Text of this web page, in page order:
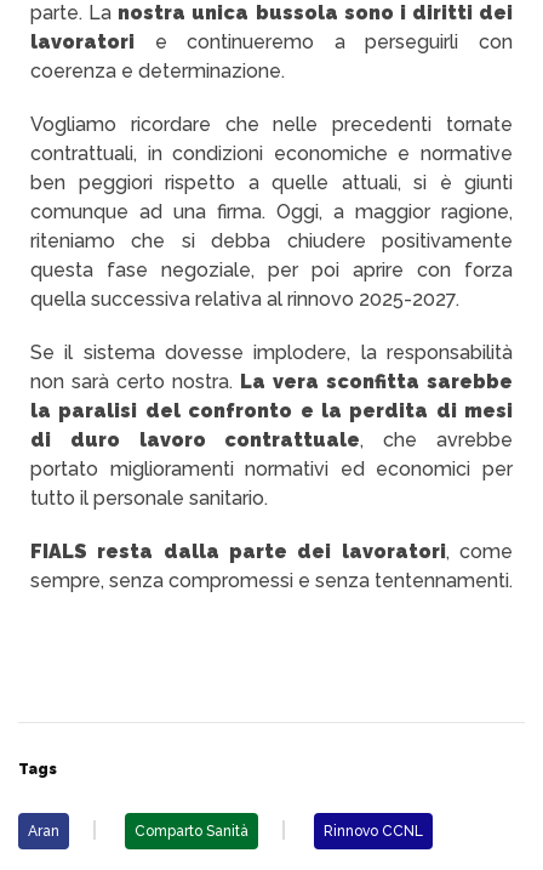
parte. La nostra unica bussola sono i diritti dei
lavoratori e continueremo a perseguirli con
coerenza e determinazione.
Vogliamo ricordare che nelle precedenti tornate
contrattuali, in condizioni economiche e normative
ben peggiori rispetto a quelle attuali, si è giunti
comunque ad una firma. Oggi, a maggior ragione,
riteniamo che si debba chiudere positivamente
questa fase negoziale, per poi aprire con forza
quella successiva relativa al rinnovo 2025-2027.
Se il sistema dovesse implodere, la responsabilità
non sarà certo nostra. La vera sconfitta sarebbe
la paralisi del confronto e la perdita di mesi
di duro lavoro contrattuale, che avrebbe
portato miglioramenti normativi ed economici per
tutto il personale sanitario.
FIALS resta dalla parte dei lavoratori, come
sempre, senza compromessi e senza tentennamenti.
Tags
Aran Comparto Sanità Rinnovo CCNL